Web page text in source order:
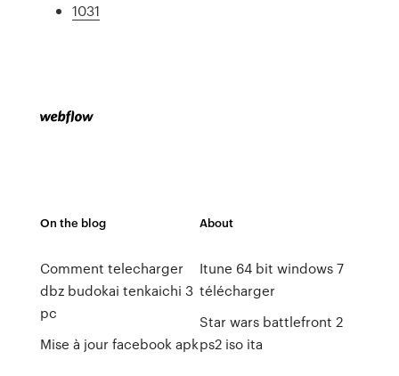
1031
On the blog
Comment telecharger
dbz budokai tenkaichi 3
pc
Mise à jour facebook apk
About
Itune 64 bit windows 7
télécharger
Star wars battlefront 2
ps2 iso ita